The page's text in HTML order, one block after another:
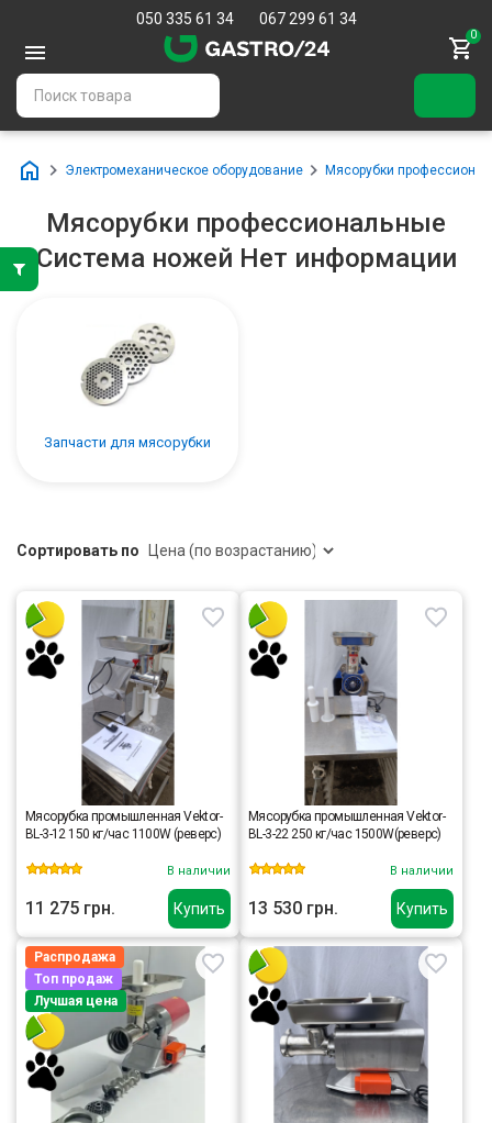
050 335 61 34 067 299 61 34
0
Электромеханическое оборудование Мясорубки
Мясорубки профессиональные
Система ножей Нет информации
Запчасти для мясорубки
Сортировать по
Купить
Мясорубка промышленная Vektor-
BL-3-12 150 кг/час 1100W (реверс)
В наличии
11 275 грн. Купить
Мясорубка промышленная Vektor-
BL-3-22 250 кг/час 1500W(реверс)
В наличии
13 530 грн.
Распродажа
Топ продаж
Лучшая цена